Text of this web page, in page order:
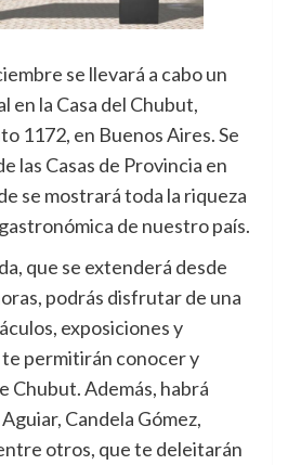
se llevará a cabo un
en la Casa del Chubut,
1172, en Buenos Aires. Se
las Casas de Provincia en
se mostrará toda la riqueza
de nuestro país.
que se extenderá desde
podrás disfrutar de una
exposiciones y
permitirán conocer y
Chubut. Además, habrá
Candela Gómez,
otros, que te deleitarán